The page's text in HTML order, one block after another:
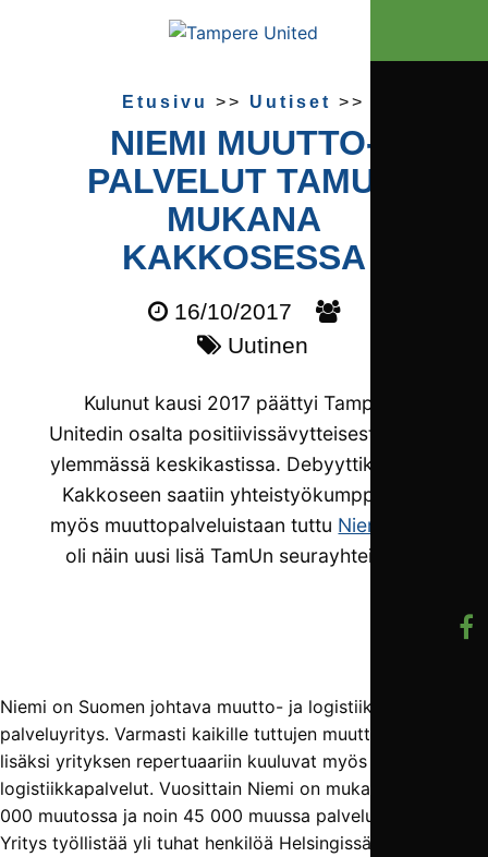
Etusivu >> Uutiset >>
NIEMI MUUTTO­
PALVELUT TAMUN
MUKANA
KAKKOSESSA
16/10/2017
Uutinen
Kulunut kausi 2017 päättyi Tampere
Unitedin osalta positiivissävytteisesti sarjan
ylemmässä keskikastissa. Debyyttikaudelle
Kakkoseen saatiin yhteistyökumppaniksi
myös muuttopalveluistaan tuttu Niemi
oli näin uusi lisä TamUn seurayhteisöön.
Niemi on Suomen johtava muutto- ja logistiikka-alan
palveluyritys. Varmasti kaikille tuttujen muuttopalveluiden
lisäksi yrityksen repertuaariin kuuluvat myös tapahtuma- ja
logistiikkapalvelut. Vuosittain Niemi on mukana noin 24
000 muutossa ja noin 45 000 muussa palveluprojektissa.
Yritys työllistää yli tuhat henkilöä Helsingissä,